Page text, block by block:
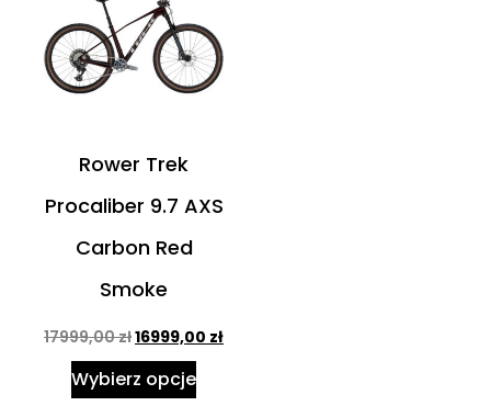
Rower Trek
Procaliber 9.7 AXS
Carbon Red
Smoke
17999,00zł16999,00 zł
Wybierz opcje